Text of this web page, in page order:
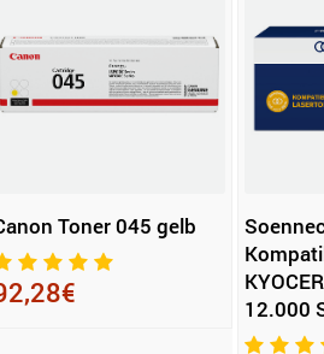
Toner 045 gelb
12.000